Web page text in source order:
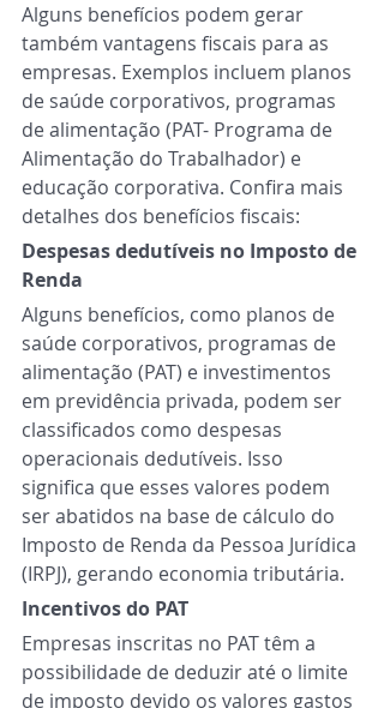
Alguns benefícios podem gerar
também vantagens fiscais para as
empresas. Exemplos incluem planos
de saúde corporativos, programas
de alimentação (PAT- Programa de
Alimentação do Trabalhador) e
educação corporativa. Confira mais
detalhes dos benefícios fiscais:
Despesas dedutíveis no Imposto de
Renda
Alguns benefícios, como planos de
saúde corporativos, programas de
alimentação (PAT) e investimentos
em previdência privada, podem ser
classificados como despesas
operacionais dedutíveis. Isso
significa que esses valores podem
ser abatidos na base de cálculo do
Imposto de Renda da Pessoa Jurídica
(IRPJ), gerando economia tributária.
Incentivos do PAT
Empresas inscritas no PAT têm a
possibilidade de deduzir até o limite
de imposto devido os valores gastos